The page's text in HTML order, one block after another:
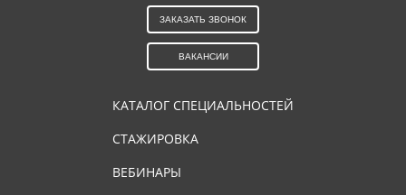
КАТАЛОГ СПЕЦИАЛЬНОСТЕЙ
СТАЖИРОВКА
ВЕБИНАРЫ
ЗАКАЗАТЬ ЗВОНОК
ВАКАНСИИ